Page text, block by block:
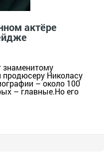
актёре
знаменитому
продюсеру Николасу
– около 100
– главные.Но его